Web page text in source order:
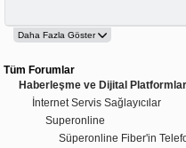
Tüm Forumlar
Haberleşme ve Dijital Platformlar
İnternet Servis Sağlayıcılar
Superonline
Süperonline Fiber'in